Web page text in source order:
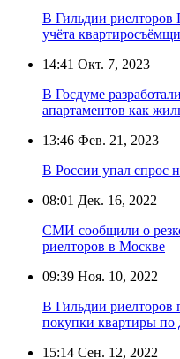
В Гильдии риелторов
учёта
14:41 Окт. 7, 2023
В Госдуме
апартаментов как
13:46 Фев. 21, 2023
В России упал спрос
08:01 Дек. 16, 2022
СМИ сообщили о
риелторов в Москве
09:39 Ноя. 10, 2022
В Гильдии риелторов
покупки квартиры по
15:14 Сен. 12, 2022